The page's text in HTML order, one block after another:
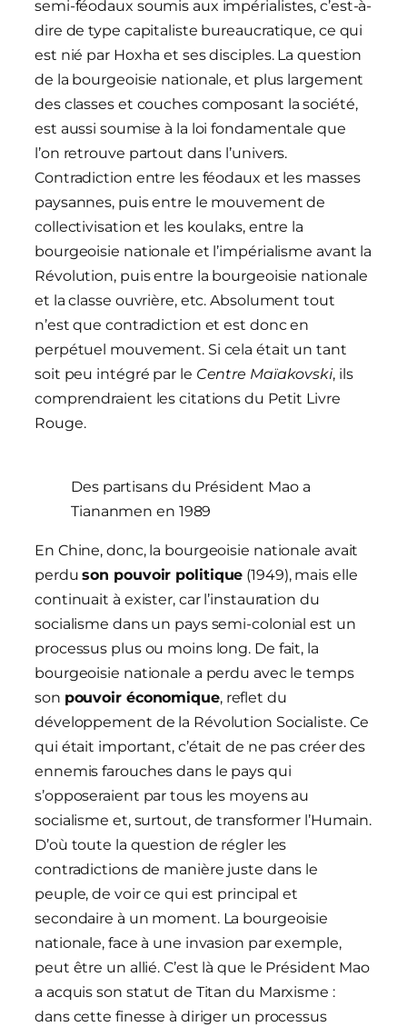
semi-féodaux soumis aux impérialistes, c’est-à-
dire de type capitaliste bureaucratique, ce qui
est nié par Hoxha et ses disciples. La question
de la bourgeoisie nationale, et plus largement
des classes et couches composant la société,
est aussi soumise à la loi fondamentale que
l’on retrouve partout dans l’univers.
Contradiction entre les féodaux et les masses
paysannes, puis entre le mouvement de
collectivisation et les koulaks, entre la
bourgeoisie nationale et l’impérialisme avant la
Révolution, puis entre la bourgeoisie nationale
et la classe ouvrière, etc. Absolument tout
n’est que contradiction et est donc en
perpétuel mouvement. Si cela était un tant
soit peu intégré par le Centre Maïakovski, ils
comprendraient les citations du Petit Livre
Rouge.
Des partisans du Président Mao a
Tiananmen en 1989
En Chine, donc, la bourgeoisie nationale avait
perduson pouvoir politique (1949), mais elle
continuait à exister, car l’instauration du
socialisme dans un pays semi-colonial est un
processus plus ou moins long. De fait, la
bourgeoisie nationale a perdu avec le temps
son pouvoir économique, reflet du
développement de la Révolution Socialiste. Ce
qui était important, c’était de ne pas créer des
ennemis farouches dans le pays qui
s’opposeraient par tous les moyens au
socialisme et, surtout, de transformer l’Humain.
D’où toute la question de régler les
contradictions de manière juste dans le
peuple, de voir ce qui est principal et
secondaire à un moment. La bourgeoisie
nationale, face à une invasion par exemple,
peut être un allié. C’est là que le Président Mao
a acquis son statut de Titan du Marxisme :
dans cette finesse à diriger un processus